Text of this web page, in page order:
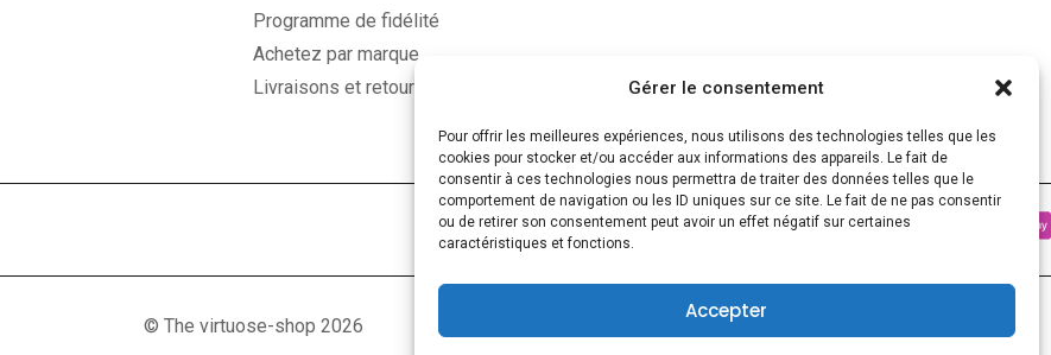
Gérer le consentement
Pour offrir les meilleures expériences, nous utilisons des technologies telles que les
cookies pour stocker et/ou accéder aux informations des appareils. Le fait de
consentir à ces technologies nous permettra de traiter des données telles que le
comportement de navigation ou les ID uniques sur ce site. Le fait de ne pas consentir
ou de retirer son consentement peut avoir un effet négatif sur certaines
caractéristiques et fonctions.
Accepter
Programme de fidélité
Achetez par marque
Livraisons et retours
© The virtuose-shop 2026